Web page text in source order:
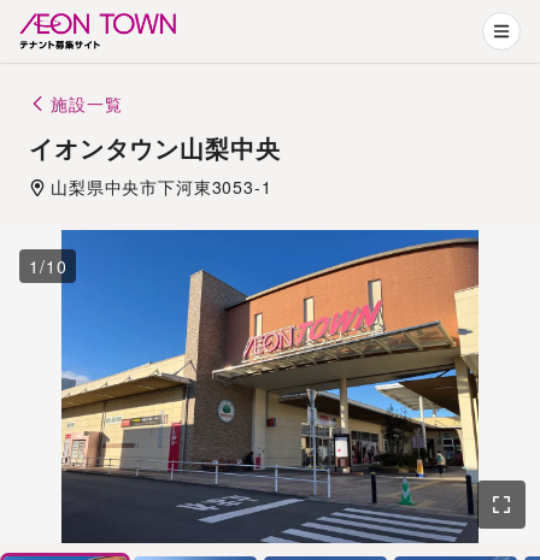
施設一覧
イオンタウン山梨中央
山梨県中央市下河東3053-1
1 /10